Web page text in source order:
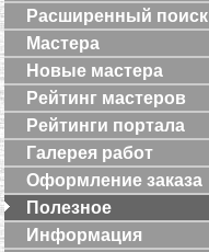
Расширенный поиск
Мастера
Новые мастера
Рейтинг мастеров
Рейтинги портала
Галерея работ
Оформление заказа
Полезное
Информация